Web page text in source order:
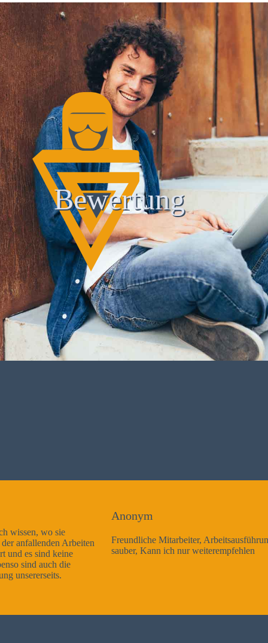
Bewertung
Freundliche Mitarbeiter, Arbeitsausführung sehr gut und sehr
sauber, Kann ich nur weiterempfehlen